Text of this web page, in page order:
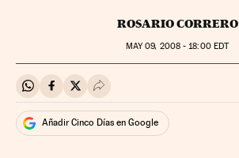
ROSARIO CORRERO
MAY09, 2008 - 18:00EDT
Compartir en Whatsapp
Compartir en Facebook
Compartir en Twitter
Desplegar Redes Sociales
Añadir Cinco Días en Google